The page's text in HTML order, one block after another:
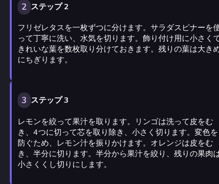
2 ステップ 2
フリゼレタスを一枚ずつに分けます。サラダスピナーを
って丁寧に洗い、水気を切ります。飾り付け用に小さく
きれいな葉を数枚取り分けておきます。残りの葉は大き
にちぎります。
3 ステップ 3
レモンを絞って果汁を取ります。リンゴは洗って皮をむ
き、4つに切って芯を取り除き、小さく切ります。変色を
防ぐため、レモン汁を振りかけます。オレンジは皮をむ
き、半分に切ります。半分から果汁を絞り、残りの果肉
小さくくし切りにします。